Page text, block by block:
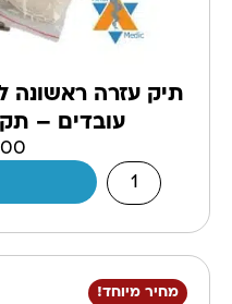
עובדים –
מחיר מיוחד!